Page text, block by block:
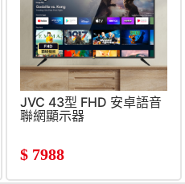
JVC 43型 FHD 安卓語音
聯網顯示器
$ 7988